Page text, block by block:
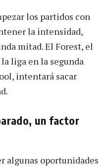
los partidos con
la intensidad,
mitad. El Forest, el
liga en la segunda
intentará sacar
un factor
algunas oportunidades